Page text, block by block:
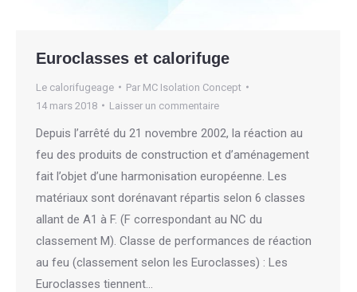
Euroclasses et calorifuge
Le calorifugeage Par MC Isolation Concept
14 mars 2018
Laisser un commentaire
Depuis l’arrêté du 21 novembre 2002, la réaction au
feu des produits de construction et d’aménagement
fait l’objet d’une harmonisation européenne. Les
matériaux sont dorénavant répartis selon 6 classes
allant de A1 à F. (F correspondant au NC du
classement M). Classe de performances de réaction
au feu (classement selon les Euroclasses) : Les
Euroclasses tiennent…